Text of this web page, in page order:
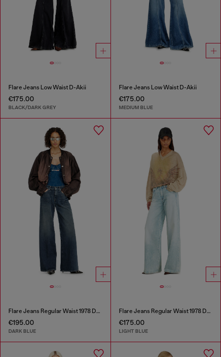
Flare Jeans Low Waist D-Akii
€175.00
BLACK/DARK GREY
Flare Jeans Low Waist D-Akii
€175.00
MEDIUM BLUE
Flare Jeans Regular Waist 1978 D-Akemi
€195.00
DARK BLUE
Flare Jeans Regular Waist 1978 D-Akemi
€175.00
LIGHT BLUE